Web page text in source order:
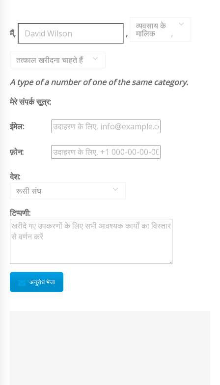
मैं, ,
व्यवसाय के
मालिक ,
तत्काल खरीदना चाहते हैं
A type of a number of one of the same category.
मेरे संपर्क सूत्र:
ईमेल:
फ़ोन:
देश:
रूसी संघ
टिप्पणी:
अनुरोध भेजा